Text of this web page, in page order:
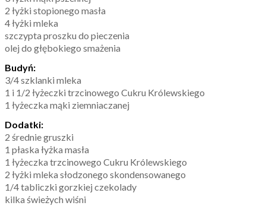
2 łyżki stopionego masła
4 łyżki mleka
szczypta proszku do pieczenia
olej do głębokiego smażenia
Budyń:
3/4 szklanki mleka
1 i 1/2 łyżeczki trzcinowego Cukru Królewskiego
1 łyżeczka mąki ziemniaczanej
Dodatki:
2 średnie gruszki
1 płaska łyżka masła
1 łyżeczka trzcinowego Cukru Królewskiego
2 łyżki mleka słodzonego skondensowanego
1/4 tabliczki gorzkiej czekolady
kilka świeżych wiśni